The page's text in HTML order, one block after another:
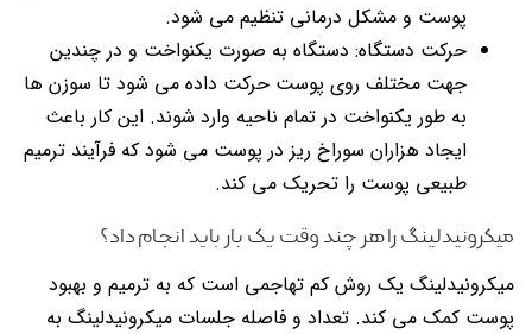
پوست و مشکل درمانی تنظیم می شود.
حرکت دستگاه: دستگاه به صورت یکنواخت و در چندین
جهت مختلف روی پوست حرکت داده می شود تا سوزن ها
به طور یکنواخت در تمام ناحیه وارد شوند. این کار باعث
ایجاد هزاران سوراخ ریز در پوست می شود که فرآیند ترمیم
طبیعی پوست را تحریک می کند.
میکرونیدلینگ را هر چند وقت یک بار باید انجام داد؟
میکرونیدلینگ یک روش کم تهاجمی است که به ترمیم و بهبود
پوست کمک می کند. تعداد و فاصله جلسات میکرونیدلینگ به